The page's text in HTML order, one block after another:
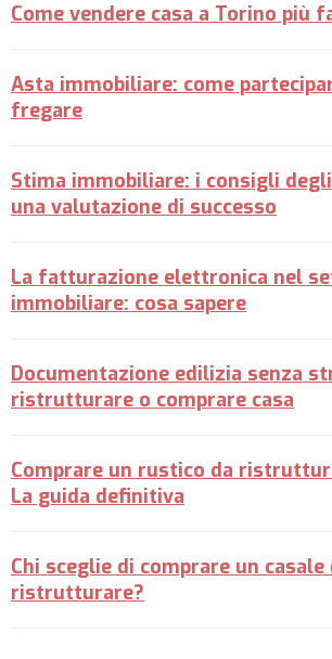
Come vendere casa a Torino più
Asta immobiliare: come
fregare
Stima immobiliare: i consigli
una valutazione di successo
La fatturazione elettronica nel
immobiliare: cosa sapere
Documentazione edilizia senza
ristrutturare o comprare casa
Comprare un rustico da
La guida definitiva
Chi sceglie di comprare un casale
ristrutturare?